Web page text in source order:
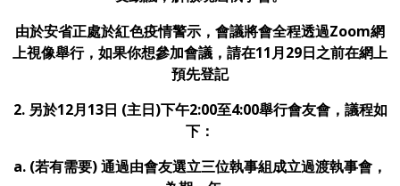
由於安省正處於紅色疫情警示，會議將會全程透過Zoom網
上視像舉行，如果你想參加會議，請在11月29日之前在網上
預先登記
2. 另於12月13日 (主日)下午2:00至4:00舉行會友會，議程如
下：
a. (若有需要) 通過由會友選立三位執事組成立過渡執事會，